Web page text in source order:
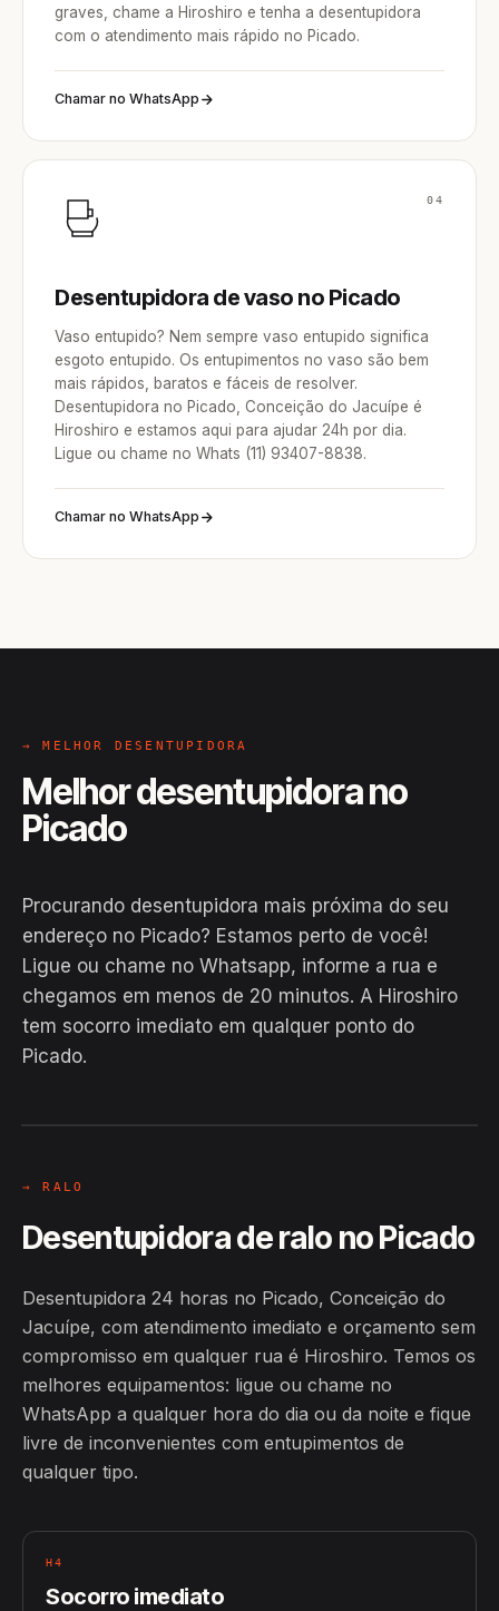
graves, chame a Hiroshiro e tenha a desentupidora
com o atendimento mais rápido no Picado.
Chamar no WhatsApp
04
Desentupidora de vaso no Picado
Vaso entupido? Nem sempre vaso entupido significa
esgoto entupido. Os entupimentos no vaso são bem
mais rápidos, baratos e fáceis de resolver.
Desentupidora no Picado, Conceição do Jacuípe é
Hiroshiro e estamos aqui para ajudar 24h por dia.
Ligue ou chame no Whats (11) 93407-8838.
Chamar no WhatsApp
→ MELHOR DESENTUPIDORA
Melhor desentupidora no
Picado
Procurando desentupidora mais próxima do seu
endereço no Picado? Estamos perto de você!
Ligue ou chame no Whatsapp, informe a rua e
chegamos em menos de 20 minutos. A Hiroshiro
tem socorro imediato em qualquer ponto do
Picado.
Hiroshiro · Picado, Conceição do
→ RALO
Desentupidora de ralo no Picado
Desentupidora 24 horas no Picado, Conceição do
Jacuípe, com atendimento imediato e orçamento sem
compromisso em qualquer rua é Hiroshiro. Temos os
melhores equipamentos: ligue ou chame no
WhatsApp a qualquer hora do dia ou da noite e fique
livre de inconvenientes com entupimentos de
qualquer tipo.
H4
Socorro imediato